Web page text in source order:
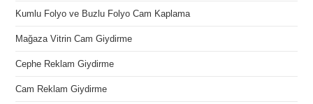
Kumlu Folyo ve Buzlu Folyo Cam Kaplama
Mağaza Vitrin Cam Giydirme
Cephe Reklam Giydirme
Cam Reklam Giydirme